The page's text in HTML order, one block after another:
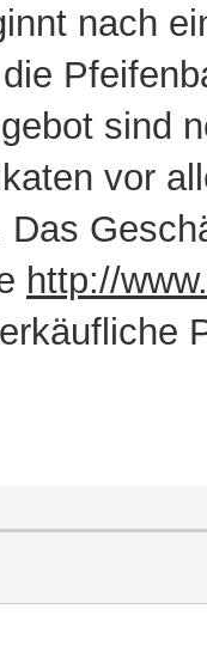
nach
sind
vor
Das
http://